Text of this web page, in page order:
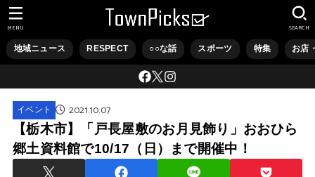
地域ニュース RESPECT ○○な話 スポーツ 特集 お店
SEARCH
MENU
イベント 2021.10.07
【栃木市】「戸長屋敷のお月見飾り」おおひら
郷土資料館で10/17（日）まで開催中！